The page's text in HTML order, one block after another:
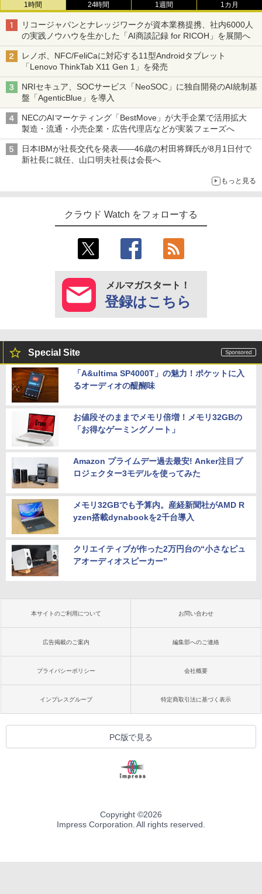
1時間 24時間 1週間 1カ月
リコージャパンとナレッジワークが資本業務提携、社内6000人
の実践ノウハウを生かした「AI商談記録 for RICOH」を展開へ
レノボ、NFC/FeliCaに対応する11型Androidタブレット
「Lenovo ThinkTab X11 Gen 1」を発売
NRIセキュア、SOCサービス「NeoSOC」に独自開発のAI統制基
盤「AgenticBlue」を導入
NECのAIマーケティング「BestMove」が大手企業で活用拡大
製造・流通・小売企業・広告代理店などが実装フェーズへ
日本IBMが社長交代を発表――46歳の村田将輝氏が8月1日付で
新社長に就任、山口明夫社長は会長へ
もっと見る
クラウド Watch をフォローする
メルマガスタート！
登録はこちら
Special Site
「A&ultima SP4000T」の魅力！ポケットに入
るオーディオの醍醐味
お値段そのままでメモリ倍増！メモリ32GBの
「お得なゲーミングノート」
Amazon プライムデー過去最安! Anker注目プ
ロジェクター3モデルを使ってみた
メモリ32GBでも予算内。産経新聞社がAMD R
yzen搭載dynabookを2千台導入
クリエイティブが作った2万円台の“小さなピュ
アオーディオスピーカー”
本サイトのご利用について お問い合わせ
広告掲載のご案内 編集部へのご連絡
プライバシーポリシー 会社概要
インプレスグループ 特定商取引法に基づく表示
PC版で見る
Copyright ©2026
Impress Corporation. All rights reserved.